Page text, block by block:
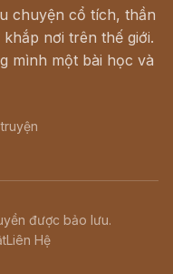
chuyện cổ tích, thần
nơi trên thế giới.
mình một bài học và
được bảo lưu.
Liên Hệ